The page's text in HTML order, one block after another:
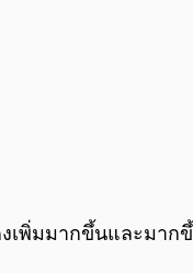
งเพิ่มมากขึ้นและมา